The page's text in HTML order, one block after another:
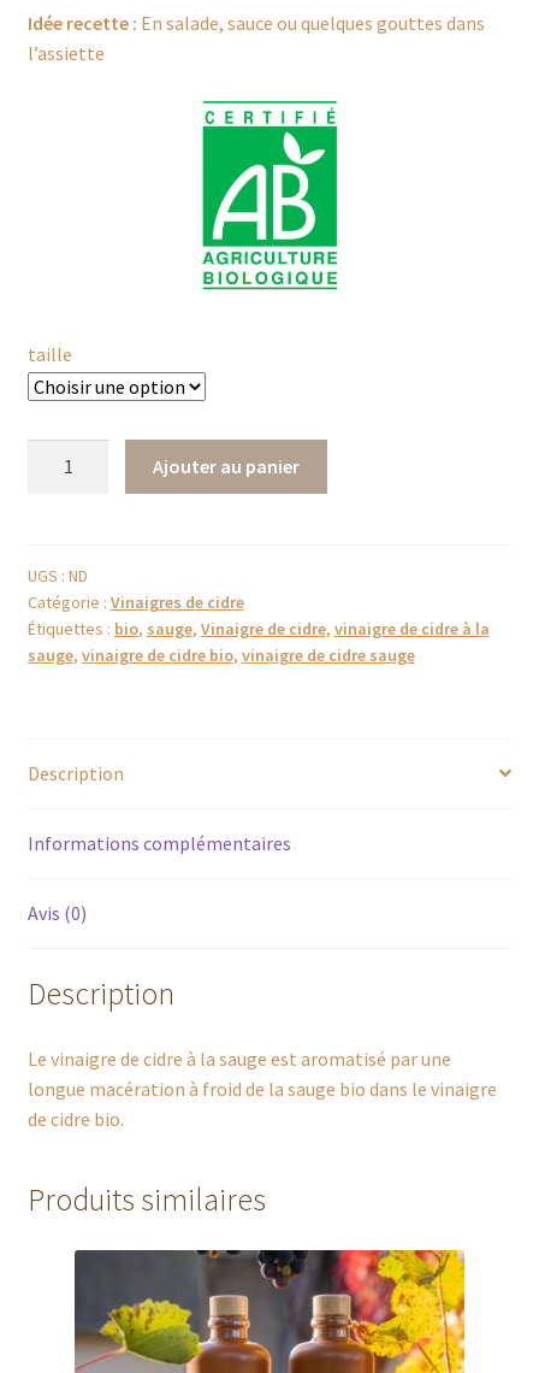
Idée recette : En salade, sauce ou quelques gouttes dans
l’assiette
taille
cidre
bio
–
Sauge
Ajouter au panier
UGS : ND
Catégorie : Vinaigres de cidre
Étiquettes : bio, sauge, Vinaigre de cidre, vinaigre de cidre à la
sauge, vinaigre de cidre bio, vinaigre de cidre sauge
Description
Informations complémentaires
Avis (0)
Description
Le vinaigre de cidre à la sauge est aromatisé par une
longue macération à froid de la sauge bio dans le vinaigre
de cidre bio.
Produits similaires